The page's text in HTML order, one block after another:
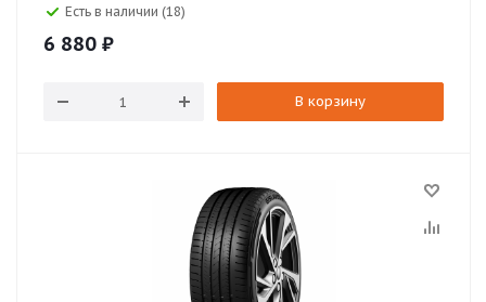
Есть в наличии (18)
6 880 ₽
В корзину